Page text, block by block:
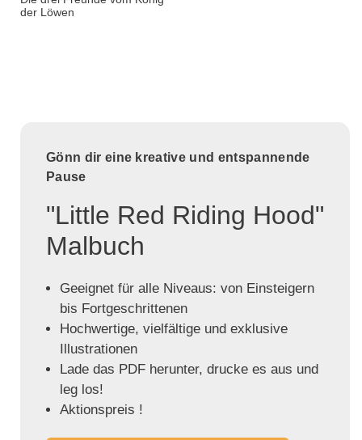
der Löwen
Gönn dir eine kreative und entspannende
Pause
"Little Red Riding Hood"
Malbuch
Geeignet für alle Niveaus: von Einsteigern
bis Fortgeschrittenen
Hochwertige, vielfältige und exklusive
Illustrationen
Lade das PDF herunter, drucke es aus und
leg los!
Aktionspreis !